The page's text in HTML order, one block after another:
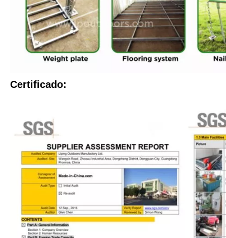
Certificado: